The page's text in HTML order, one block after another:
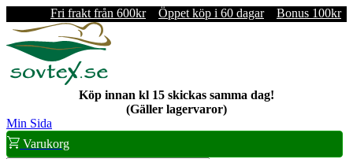
Fri frakt från 600kr Öppet köp i 60 dagar Bonus 100kr
Köp innan kl 15 skickas samma dag!
(Gäller lagervaror)
Min Sida
Varukorg